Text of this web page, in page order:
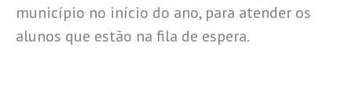
município no início do ano, para atender os
alunos que estão na fila de espera.